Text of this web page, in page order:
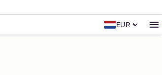
EUR